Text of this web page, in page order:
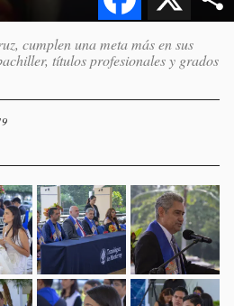
cumplen una meta más en sus
títulos profesionales y grados